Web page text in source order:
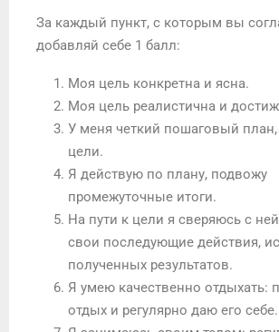
За каждый пункт, с которым вы
добавляй себе 1 балл:
Моя цель конкретна и ясна.
Моя цель реалистична и
У меня четкий пошаговый план,
цели.
Я действую по плану, подвожу
промежуточные итоги.
На пути к цели я сверяюсь с
свои последующие действия,
полученных результатов.
Я умею качественно отдыхать:
отдых и регулярно даю его себе.